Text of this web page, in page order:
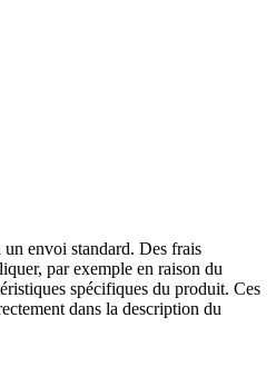
envoi standard. Des frais
par exemple en raison du
spécifiques du produit. Ces
dans la description du